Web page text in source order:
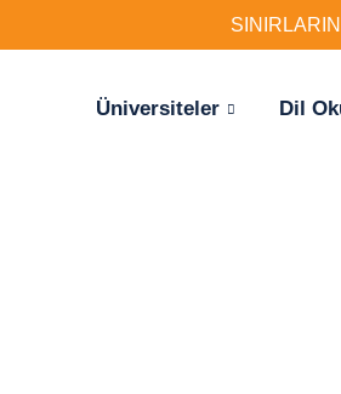
Üniversiteler Dil